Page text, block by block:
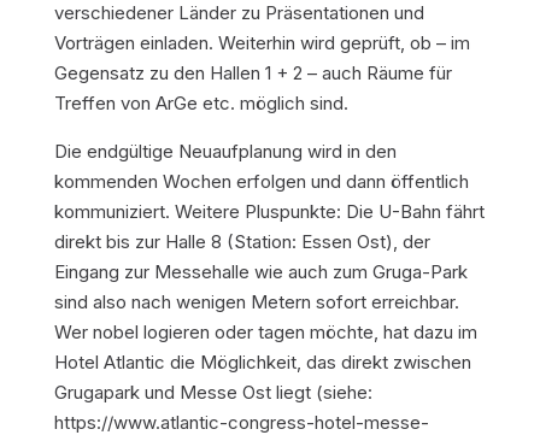
verschiedener Länder zu Präsentationen und
Vorträgen einladen. Weiterhin wird geprüft, ob – im
Gegensatz zu den Hallen 1 + 2 – auch Räume für
Treffen von ArGe etc. möglich sind.
Die endgültige Neuaufplanung wird in den
kommenden Wochen erfolgen und dann öffentlich
kommuniziert. Weitere Pluspunkte: Die U-Bahn fährt
direkt bis zur Halle 8 (Station: Essen Ost), der
Eingang zur Messehalle wie auch zum Gruga-Park
sind also nach wenigen Metern sofort erreichbar.
Wer nobel logieren oder tagen möchte, hat dazu im
Hotel Atlantic die Möglichkeit, das direkt zwischen
Grugapark und Messe Ost liegt (siehe:
https://www.atlantic-congress-hotel-messe-